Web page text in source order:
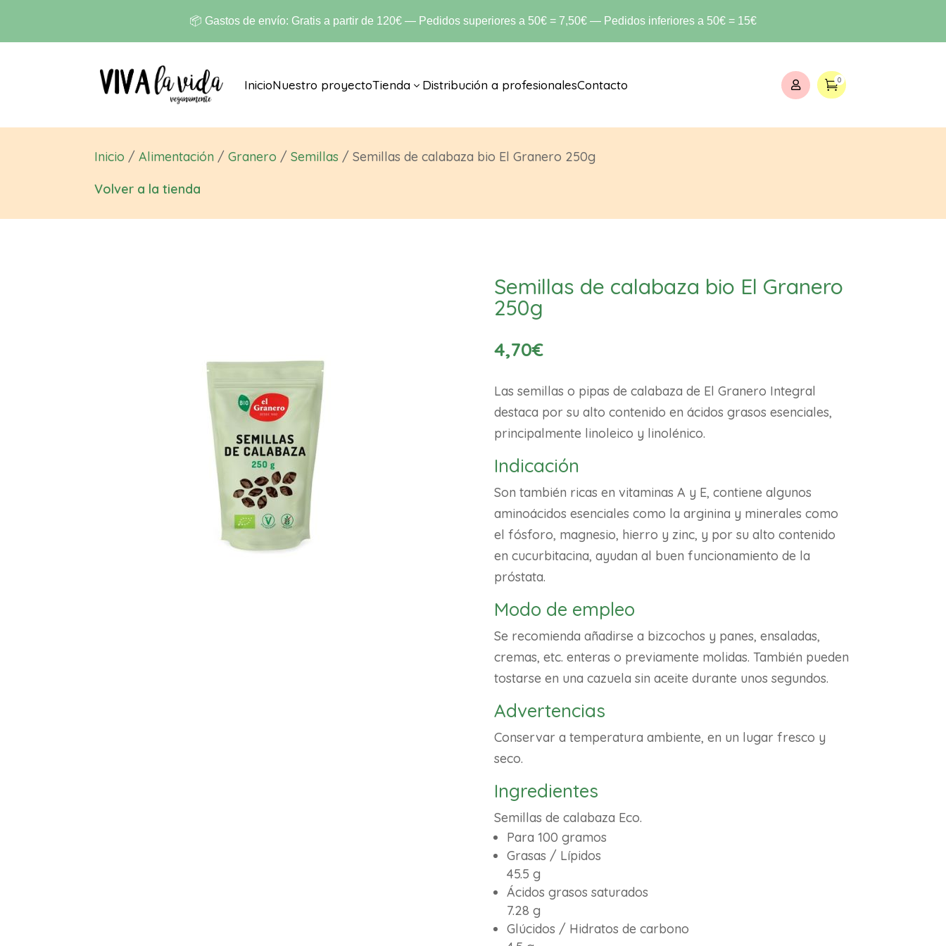
📦 Gastos de envío: Gratis a partir de 120€ — Pedidos superiores a 50€ = 7,50€ — Pedidos inferiores a 50€ = 15€
InicioNuestro proyectoTienda 3 Distribución a profesionalesContacto  0
Inicio /Alimentación /Granero /Semillas / Semillas de calabaza bio El Granero 250g
Volver a la tienda
Semillas de calabaza bio El Granero
250g
4,70€
Las semillas o pipas de calabaza de El Granero Integral
destaca por su alto contenido en ácidos grasos esenciales,
principalmente linoleico y linolénico.
Indicación
Son también ricas en vitaminas A y E, contiene algunos
aminoácidos esenciales como la arginina y minerales como
el fósforo, magnesio, hierro y zinc, y por su alto contenido
en cucurbitacina, ayudan al buen funcionamiento de la
próstata.
Modo de empleo
Se recomienda añadirse a bizcochos y panes, ensaladas,
cremas, etc. enteras o previamente molidas. También pueden
tostarse en una cazuela sin aceite durante unos segundos.
Advertencias
Conservar a temperatura ambiente, en un lugar fresco y
seco.
Ingredientes
Semillas de calabaza Eco.
Para 100 gramos
Grasas / Lípidos
45.5 g
Ácidos grasos saturados
7.28 g
Glúcidos / Hidratos de carbono